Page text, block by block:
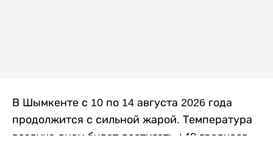
В Шымкенте с 10 по 14 августа 2026 года
продолжится с сильной жарой. Температура
воздуха днем будет достигать +40 градусов,